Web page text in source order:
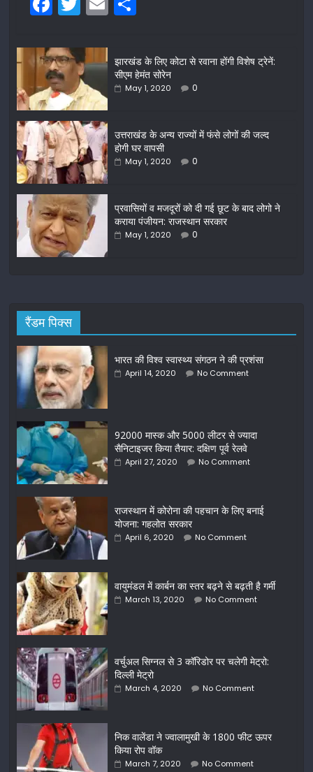
c
e
b
o
o
k
itt
er
ar
e
झारखंड के लिए कोटा से रवाना होंगी विशेष ट्रेनें:
सीएम हेमंत सोरेन
May 1, 2020 0
उत्तराखंड के अन्य राज्यों में फंसे लोगों की जल्द
होगी घर वापसी
May 1, 2020 0
प्रवासियों व मजदूरों को दी गई छूट के बाद लोगो ने
कराया पंजीयन: राजस्थान सरकार
May 1, 2020 0
रैंडम पिक्स
भारत की विश्व स्वास्थ्य संगठन ने की प्रशंसा
April 14, 2020 No Comment
92000 मास्क और 5000 लीटर से ज्यादा
सैनिटाइजर किया तैयार: दक्षिण पूर्व रेलवे
April 27, 2020 No Comment
राजस्थान में कोरोना की पहचान के लिए बनाई
योजना: गहलोत सरकार
April 6, 2020 No Comment
वायुमंडल में कार्बन का स्तर बढ़ने से बढ़ती है गर्मी
March 13, 2020 No Comment
वर्चुअल सिग्नल से 3 कॉरिडोर पर चलेगी मेट्रो:
दिल्ली मेट्रो
March 4, 2020 No Comment
निक वालेंडा ने ज्वालामुखी के 1800 फीट ऊपर
किया रोप वॉक
March 7, 2020 No Comment